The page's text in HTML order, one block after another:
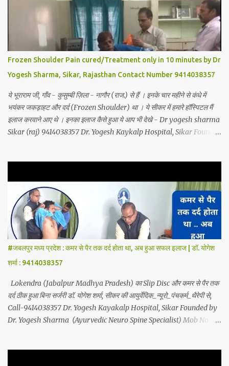
Frozen Shoulder Pain cured/Treatment only in 10 minutes by Dr
Yogesh Sharma, Sikar, Rajasthan Contact Number 9414038357
ये भूराराम जी, गाँव - कुसुम्बी ज़िला - नागौर (राज.) से हैं । इनके चार महीने से कंधे में
भयंकर जकड़ाहट और दर्द (Frozen Shoulder) था । ये सीकर में हमारे हॉस्पिटल मैं
इलाज करवाने आए थे । इनका इलाज कैसे हुआ ये आप भी देखे - Dr yogesh sharma
Sikar (raj) 9414038357 Dr. Yogesh Kaykalp Hospital, Sikar Founded
Cervical Disk Prolapse, Spondylitis, Tennis Elbow, Hip Joint Pain,
Knee Joint Pain, Planter Fascitis, Spine and Joints problems
without surgery by Ayurvedic Neuro Panchkarma Therapy.
Ayurvedic Neuro Panchkarma Therapy is a combination of
Ayurvedic Neuro Therapy, Nadi Steam Therapy, Acupuncture
Therapy, Cuping Therapy, Yoga-Sadhna Therapy. Apart from this,
the successful treatment of Migraine (headache), gas- acidity,
petadard - dharan (stomach ache-humus), aanv (amoeba), marod
- dast (to...
#जबलपुर मध्य प्रदेश : कमर से पैर तक दर्द होता था, अब हुआ सफल इलाज | डॉ. योगेश
शर्मा : 9414038357
Lokendra (Jabalpur Madhya Pradesh) का Slip Disc और कमर से पैर तक
दर्द ठीक हुआ बिना सर्जरी डॉ. योगेश शर्मा, सीकर की आयुर्वेदिक_न्यूरो_पंचकर्म_थैरेपी से,
Call-9414038357 Dr. Yogesh Kayakalp Hospital, Sikar Founded by
Dr. Yogesh Sharma (Ayurvedic Neuro Spine Specialist) Mob No.